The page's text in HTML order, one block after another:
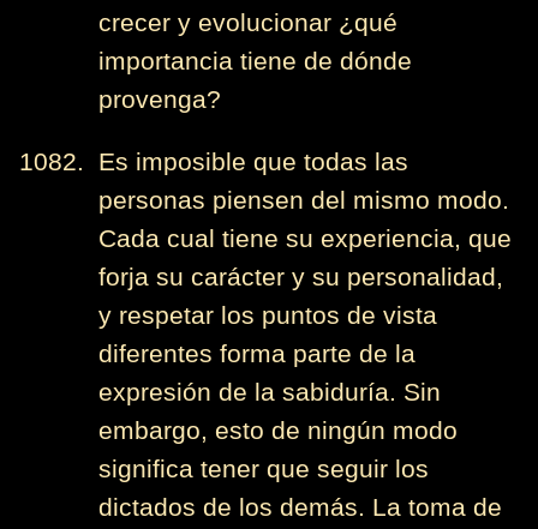
crecer y evolucionar ¿qué
importancia tiene de dónde
provenga?
1082. Es imposible que todas las
personas piensen del mismo modo.
Cada cual tiene su experiencia, que
forja su carácter y su personalidad,
y respetar los puntos de vista
diferentes forma parte de la
expresión de la sabiduría. Sin
embargo, esto de ningún modo
significa tener que seguir los
dictados de los demás. La toma de